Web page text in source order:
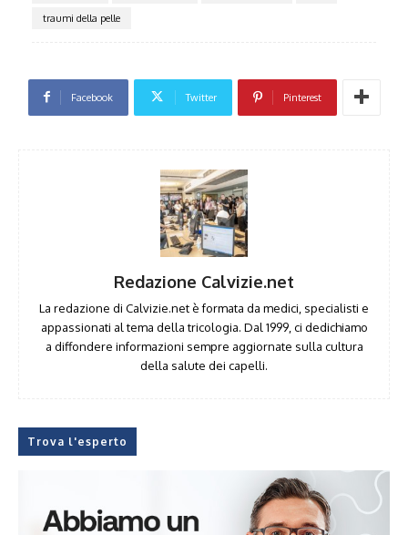
traumi della pelle
Facebook Twitter Pinterest
Redazione Calvizie.net
La redazione di Calvizie.net è formata da medici, specialisti e
appassionati al tema della tricologia. Dal 1999, ci dedichiamo
a diffondere informazioni sempre aggiornate sulla cultura
della salute dei capelli.
Trova l'esperto